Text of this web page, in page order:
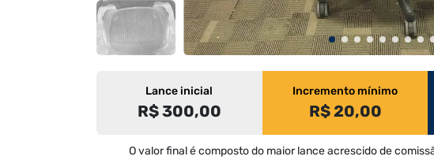
Lance inicial
R$ 300,00
Incremento mínimo
R$ 20,00
O valor final é composto do maior lance acrescido de